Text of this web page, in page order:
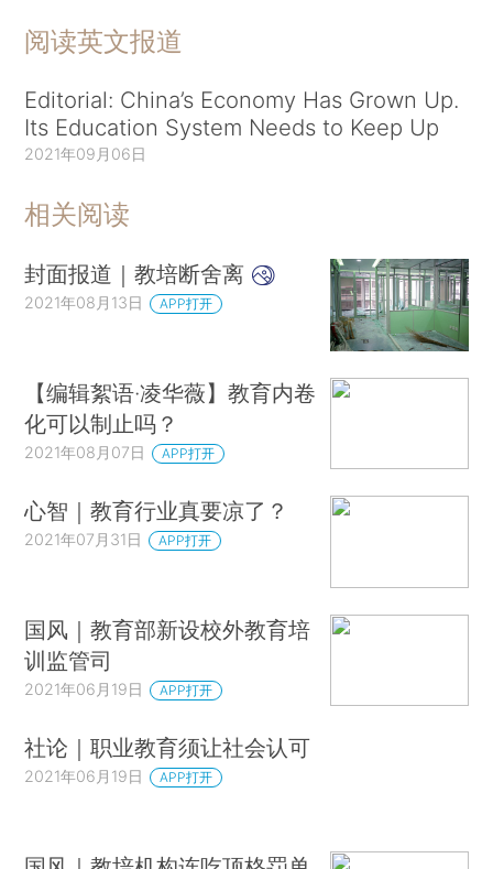
阅读英文报道
Editorial: China’s Economy Has Grown Up.
Its Education System Needs to Keep Up
2021年09月06日
相关阅读
封面报道｜教培断舍离
2021年08月13日 APP打开
【编辑絮语·凌华薇】教育内卷
化可以制止吗？
2021年08月07日 APP打开
心智｜教育行业真要凉了？
2021年07月31日 APP打开
国风｜教育部新设校外教育培
训监管司
2021年06月19日 APP打开
社论｜职业教育须让社会认可
2021年06月19日 APP打开